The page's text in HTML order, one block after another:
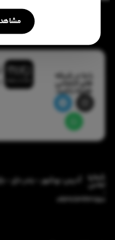
با ما در شبکه
های اجتماعی
همراه باشید:
شماره
09386343850
آدرس: بوشهر - بندر دیّر -
مشاهده